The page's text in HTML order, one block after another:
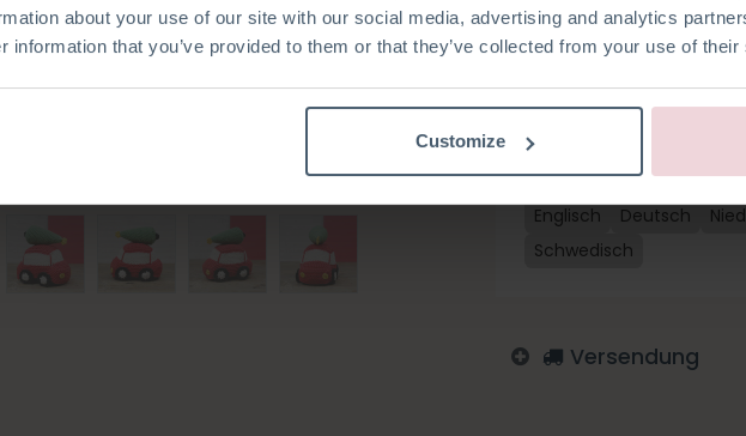
about your use of our site with our social media, advertising and analytics
information that you’ve provided to them or that they’ve collected from your use of
Customize
Auf die Wunschliste
Melden Sie sich an, um
Englisch Deutsch
Schwedisch
Versendung